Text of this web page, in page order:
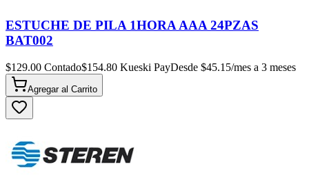
ESTUCHE DE PILA 1HORA AAA 24PZAS
BAT002
$129.00 Contado$154.80 Kueski PayDesde $45.15/mes a 3 meses
Agregar al Carrito